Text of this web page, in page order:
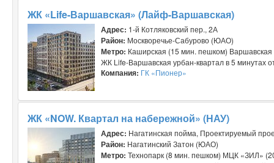
ЖК «Life-Варшавская» (Лайф-Варшавская)
Адрес: 1-й Котляковский пер., 2А
Район: Москворечье-Сабурово (ЮАО)
Метро: Каширская (15 мин. пешком)
ЖК Life-Варшавская урбан-квартал в 5 минутах
Компания: ГК «Пионер»
ЖК «NOW. Квартал на набережной» (НАУ)
Адрес: Нагатинская пойма, Проектируемый
Район: Нагатинский Затон (ЮАО)
Метро: Технопарк (8 мин. пешком) МЦК «ЗИЛ»